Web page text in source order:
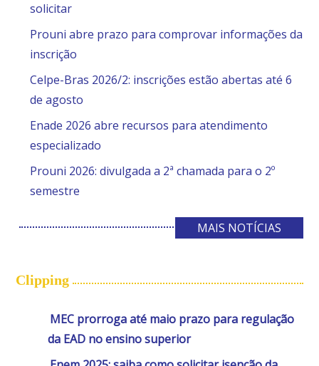
solicitar
Prouni abre prazo para comprovar informações da
inscrição
Celpe-Bras 2026/2: inscrições estão abertas até 6
de agosto
Enade 2026 abre recursos para atendimento
especializado
Prouni 2026: divulgada a 2ª chamada para o 2º
semestre
MAIS NOTÍCIAS
Clipping
MEC prorroga até maio prazo para regulação
da EAD no ensino superior